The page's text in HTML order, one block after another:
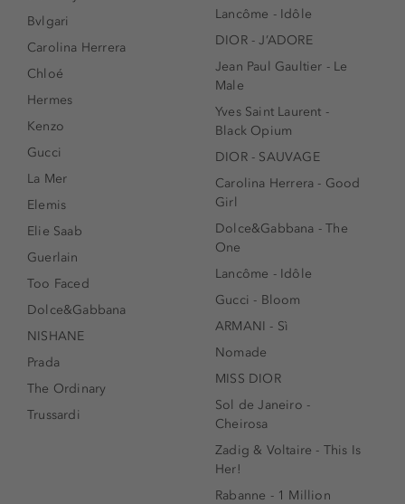
Bvlgari
Carolina Herrera
Chloé
Hermes
Kenzo
Gucci
La Mer
Elemis
Elie Saab
Guerlain
Too Faced
Dolce&Gabbana
NISHANE
Prada
The Ordinary
Trussardi
Lancôme - Idôle
DIOR - J’ADORE
Jean Paul Gaultier - Le
Male
Yves Saint Laurent -
Black Opium
DIOR - SAUVAGE
Carolina Herrera - Good
Girl
Dolce&Gabbana - The
One
Lancôme - Idôle
Gucci - Bloom
ARMANI - Sì
Nomade
MISS DIOR
Sol de Janeiro -
Cheirosa
Zadig & Voltaire - This Is
Her!
Rabanne - 1 Million